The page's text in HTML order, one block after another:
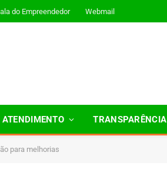
do Empreendedor Webmail
ATENDIMENTO TRANSPARÊNCIA
para melhorias